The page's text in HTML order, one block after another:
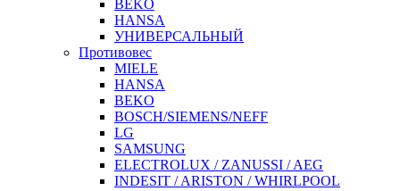
BEKO
HANSA
УНИВЕРСАЛЬНЫЙ
Противовес
MIELE
HANSA
BEKO
BOSCH/SIEMENS/NEFF
LG
SAMSUNG
ELECTROLUX / ZANUSSI / AEG
INDESIT / ARISTON / WHIRLPOOL